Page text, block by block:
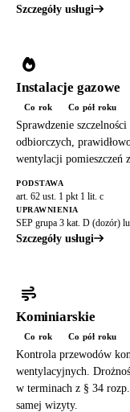
Szczegóły usługi
Instalacje gazowe
Co rok Co pół roku
Sprawdzenie
odbiorczych,
wentylacji pomieszczeń
PODSTAWA
art. 62 ust. 1 pkt 1 lit. c
UPRAWNIENIA
SEP grupa 3 kat. D (dozór)
Szczegóły usługi
Kominiarskie
Co rok Co pół roku
Kontrola przewodów
wentylacyjnych.
w terminach z § 34
samej wizyty.